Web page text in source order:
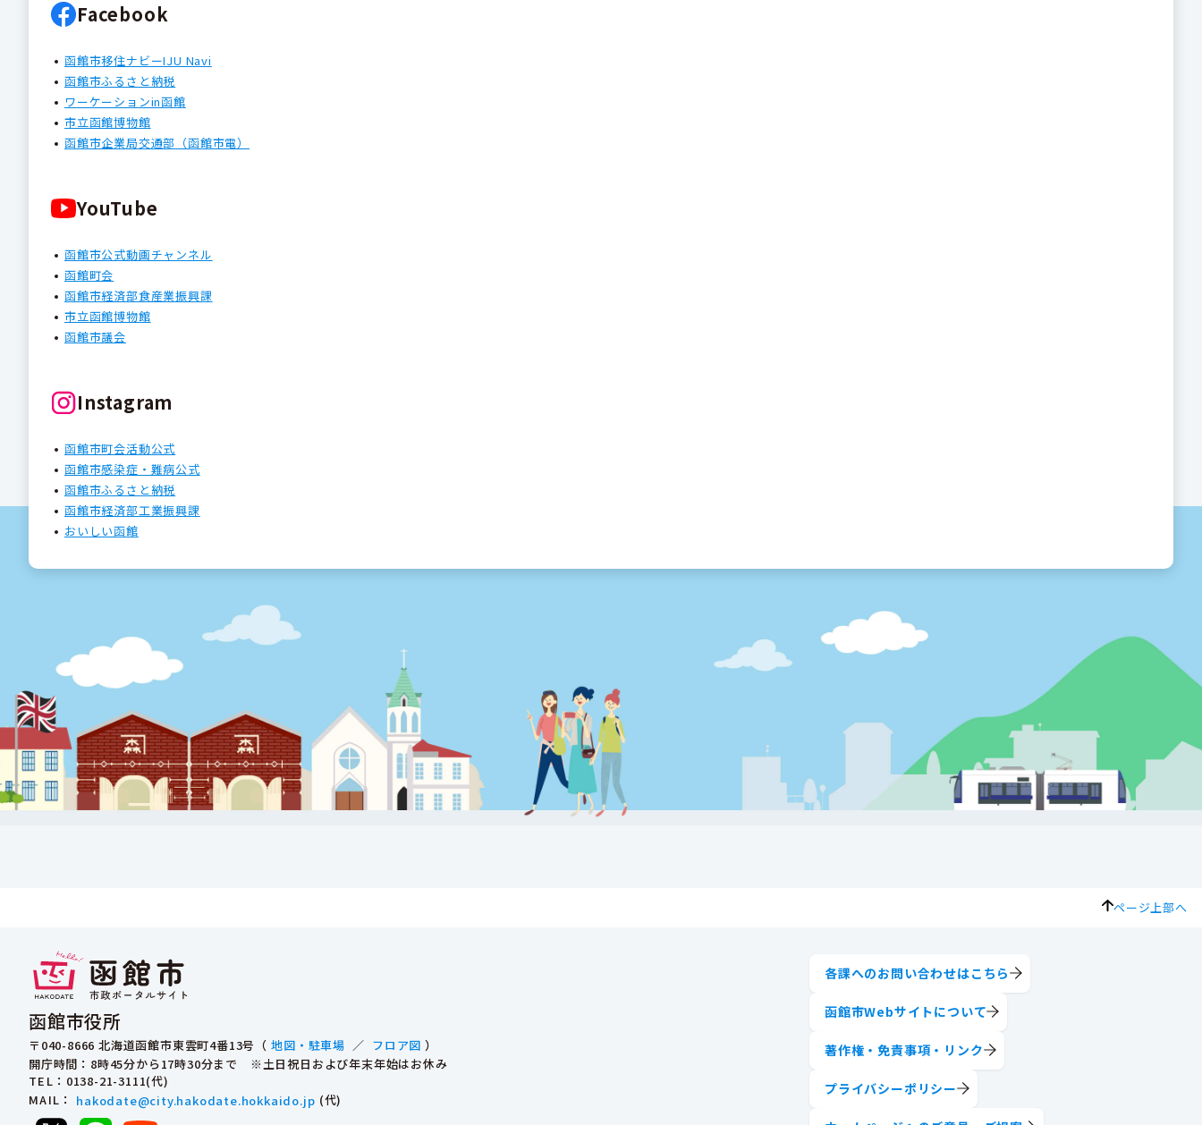
Facebook
函館市移住ナビーIJU Navi
函館市ふるさと納税
ワーケーションin函館
市立函館博物館
函館市企業局交通部（函館市電）
YouTube
函館市公式動画チャンネル
函館町会
函館市経済部食産業振興課
市立函館博物館
函館市議会
Instagram
函館市町会活動公式
函館市感染症・難病公式
函館市ふるさと納税
函館市経済部工業振興課
おいしい函館
ページ上部へ
函館市役所
〒040-8666 北海道函館市東雲町4番13号（ 地図・駐車場 ／ フロア図 ）
開庁時間：8時45分から17時30分まで ※土日祝日および年末年始はお休み
TEL ：0138-21-3111(代)
MAIL ： hakodate@city.hakodate.hokkaido.jp (代)
各課へのお問い合わせはこちら
函館市Webサイトについて
著作権・免責事項・リンク
プライバシーポリシー